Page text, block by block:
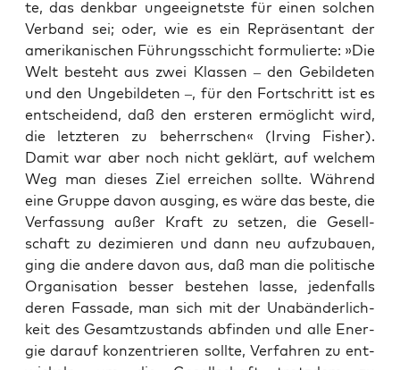
te, das denk­bar unge­eig­nets­te für einen sol­chen
Ver­band sei; oder, wie es ein Reprä­sen­tant der
ame­ri­ka­ni­schen Füh­rungs­schicht for­mu­lier­te: »Die
Welt besteht aus zwei Klas­sen – den Gebil­de­ten
und den Unge­bil­de­ten –, für den Fort­schritt ist es
ent­schei­dend, daß den ers­te­ren ermög­licht wird,
die letz­te­ren zu beherr­schen« (Irving Fisher).
Damit war aber noch nicht geklärt, auf wel­chem
Weg man die­ses Ziel errei­chen soll­te. Wäh­rend
eine Grup­pe davon aus­ging, es wäre das bes­te, die
Ver­fas­sung außer Kraft zu set­zen, die Gesell­
schaft zu dezi­mie­ren und dann neu auf­zu­bau­en,
ging die ande­re davon aus, daß man die poli­ti­sche
Orga­ni­sa­ti­on bes­ser bestehen las­se, jeden­falls
deren Fas­sa­de, man sich mit der Unab­än­der­lich­
keit des Gesamt­zu­stands abfin­den und alle Ener­
gie dar­auf kon­zen­trie­ren soll­te, Ver­fah­ren zu ent­